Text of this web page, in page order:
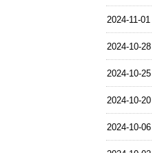
2024-11-01
2024-10-28
2024-10-25
2024-10-20
2024-10-06